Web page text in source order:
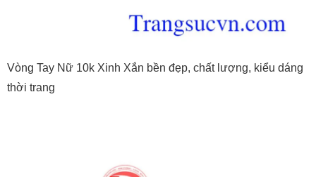
Vòng Tay Nữ 10k Xinh Xắn bền đẹp, chất lượng, kiểu dáng
thời trang